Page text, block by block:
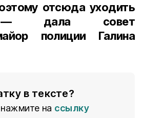
отсюда уходить
— дала совет
полиции Галина
в тексте?
на ссылку